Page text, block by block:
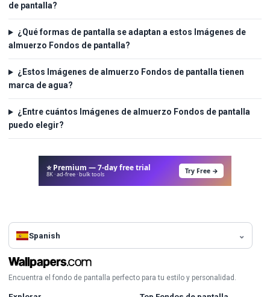
de pantalla?
¿Qué formas de pantalla se adaptan a estos Imágenes de
almuerzo Fondos de pantalla?
¿Estos Imágenes de almuerzo Fondos de pantalla tienen
marca de agua?
¿Entre cuántos Imágenes de almuerzo Fondos de pantalla
puedo elegir?
⭐ Premium — 7-day free trial
8K · ad-free · bulk tools Try Free →
Spanish
Encuentra el fondo de pantalla perfecto para tu estilo y personalidad.